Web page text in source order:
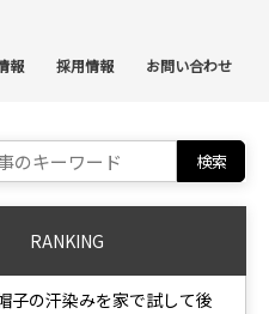
報 採用情報 お問い合わせ
RANKING
子の汗染みを家で試して後